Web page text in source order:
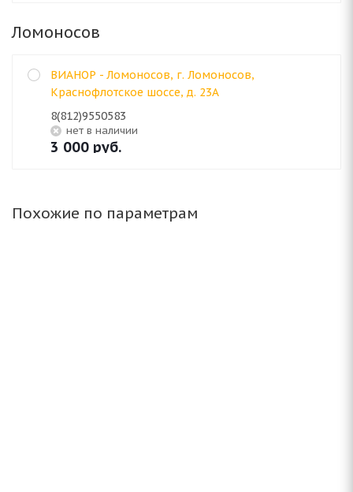
Ломоносов
ВИАНОР - Ломоносов, г. Ломоносов,
Краснофлотское шоссе, д. 23А
8(812)9550583
Нет в наличии
3 000 руб.
Похожие по параметрам